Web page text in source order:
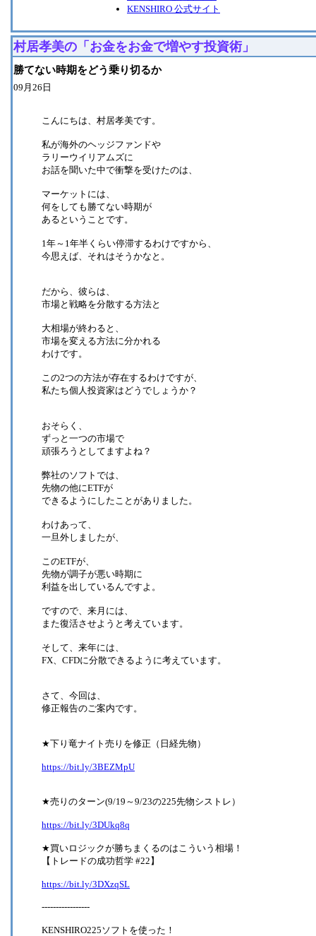
KENSHIRO 公式サイト
村居孝美の「お金をお金で増やす投資術」
勝てない時期をどう乗り切るか
09月26日
こんにちは、村居孝美です。
私が海外のヘッジファンドや
ラリーウイリアムズに
お話を聞いた中で衝撃を受けたのは、
マーケットには、
何をしても勝てない時期が
あるということです。
1年～1年半くらい停滞するわけですから、
今思えば、それはそうかなと。
だから、彼らは、
市場と戦略を分散する方法と
大相場が終わると、
市場を変える方法に分かれる
わけです。
この2つの方法が存在するわけですが、
私たち個人投資家はどうでしょうか？
おそらく、
ずっと一つの市場で
頑張ろうとしてますよね？
弊社のソフトでは、
先物の他にETFが
できるようにしたことがありました。
わけあって、
一旦外しましたが、
このETFが、
先物が調子が悪い時期に
利益を出しているんですよ。
ですので、来月には、
また復活させようと考えています。
そして、来年には、
FX、CFDに分散できるように考えています。
さて、今回は、
修正報告のご案内です。
★下り竜ナイト売りを修正（日経先物）
https://bit.ly/3BEZMpU
★売りのターン(9/19～9/23の225先物シストレ）
https://bit.ly/3DUkq8q
★買いロジックが勝ちまくるのはこういう相場！
【トレードの成功哲学 #22】
https://bit.ly/3DXzqSL
-----------------
KENSHIRO225ソフトを使った！